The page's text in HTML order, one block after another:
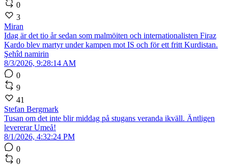
0
3
Miran
Idag är det tio år sedan som malmöiten och internationalisten Firaz
Kardo blev martyr under kampen mot IS och för ett fritt Kurdistan.
Şehîd namirin
8/3/2026, 9:28:14 AM
0
9
41
Stefan Bergmark
Tusan om det inte blir middag på stugans veranda ikväll. Äntligen
levererar Umeå!
8/1/2026, 4:32:24 PM
0
0